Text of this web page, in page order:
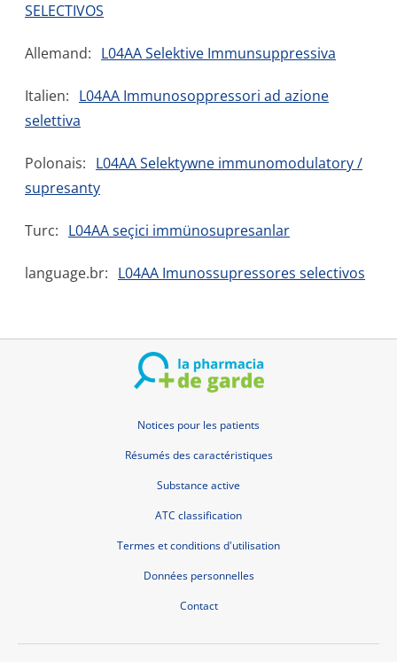
SELECTIVOS
Allemand: L04AA Selektive Immunsuppressiva
Italien: L04AA Immunosoppressori ad azione
selettiva
Polonais: L04AA Selektywne immunomodulatory /
supresanty
Turc: L04AA seçici immünosupresanlar
language.br: L04AA Imunossupressores selectivos
Notices pour les patients
Résumés des caractéristiques
Substance active
ATC classification
Termes et conditions d'utilisation
Données personnelles
Contact